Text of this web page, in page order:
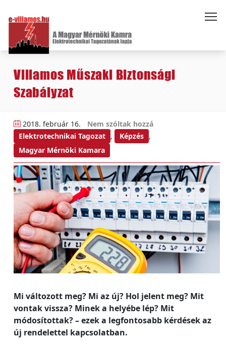
Villamos Műszaki Biztonsági
Szabályzat
2018. február 16.
Nem szóltak hozzá
Elektrotechnikai Tagozat , Képzés ,
Magyar Mérnöki Kamara
Mi változott meg? Mi az új? Hol jelent meg? Mit
vontak vissza? Minek a helyébe lép? Mit
módosítottak? – ezek a legfontosabb kérdések az
új rendelettel kapcsolatban.